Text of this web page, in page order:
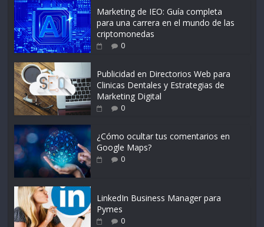
Marketing de IEO: Guía completa
para una carrera en el mundo de las
criptomonedas
0
Publicidad en Directorios Web para
Clinicas Dentales y Estrategias de
Marketing Digital
0
¿Cómo ocultar tus comentarios en
Google Maps?
0
LinkedIn Business Manager para
Pymes
0